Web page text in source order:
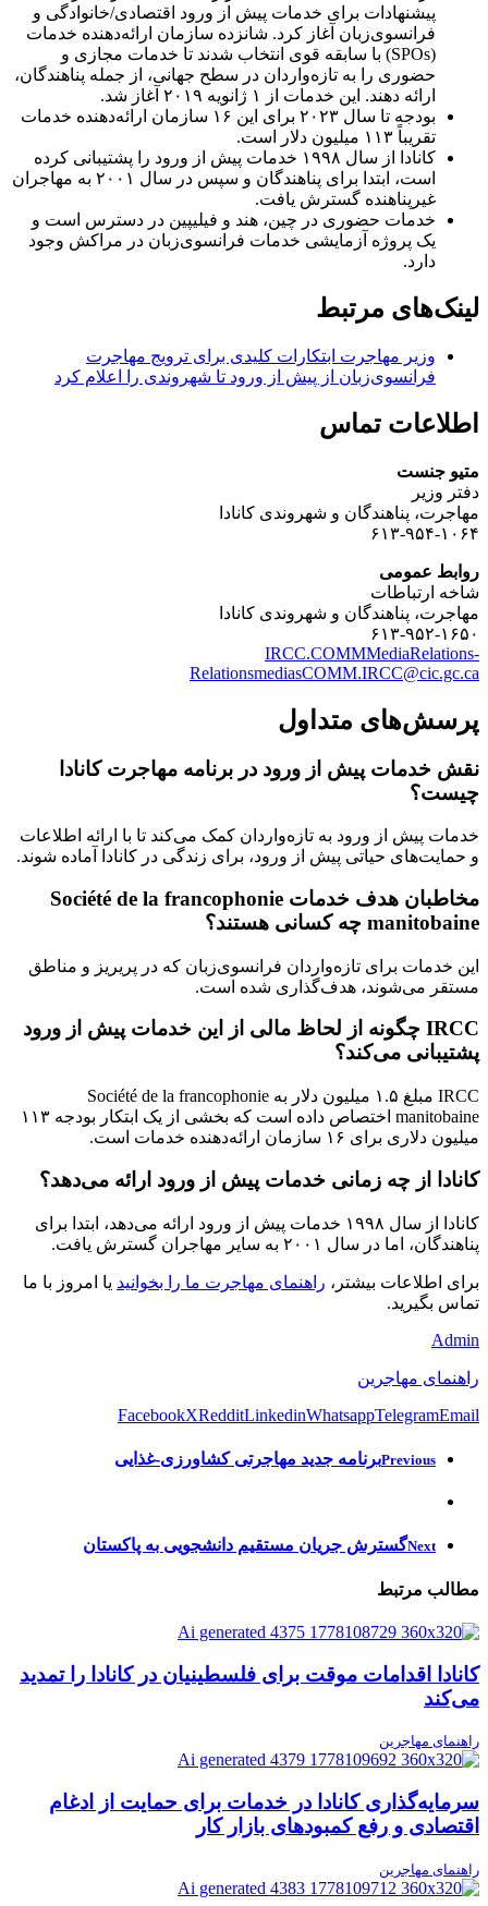
پیشنهادات برای خدمات پیش از ورود اقتصادی/خانوادگی و
فرانسوی‌زبان آغاز کرد. شانزده سازمان ارائه‌دهنده خدمات
(SPOs) با سابقه قوی انتخاب شدند تا خدمات مجازی و
حضوری را به تازه‌واردان در سطح جهانی، از جمله پناهندگان،
ارائه دهند. این خدمات از ۱ ژانویه ۲۰۱۹ آغاز شد.
بودجه تا سال ۲۰۲۳ برای این ۱۶ سازمان ارائه‌دهنده خدمات
تقریباً ۱۱۳ میلیون دلار است.
کانادا از سال ۱۹۹۸ خدمات پیش از ورود را پشتیبانی کرده
است، ابتدا برای پناهندگان و سپس در سال ۲۰۰۱ به مهاجران
غیرپناهنده گسترش یافت.
خدمات حضوری در چین، هند و فیلیپین در دسترس است و
یک پروژه آزمایشی خدمات فرانسوی‌زبان در مراکش وجود
دارد.
لینک‌های مرتبط
وزیر مهاجرت ابتکارات کلیدی برای ترویج مهاجرت
فرانسوی‌زبان از پیش از ورود تا شهروندی را اعلام کرد
اطلاعات تماس
متیو جنست
دفتر وزیر
مهاجرت، پناهندگان و شهروندی کانادا
۶۱۳-۹۵۴-۱۰۶۴
روابط عمومی
شاخه ارتباطات
مهاجرت، پناهندگان و شهروندی کانادا
۶۱۳-۹۵۲-۱۶۵۰
IRCC.COMMMediaRelations-
RelationsmediasCOMM.IRCC@cic.gc.ca
پرسش‌های متداول
نقش خدمات پیش از ورود در برنامه مهاجرت کانادا
چیست؟
خدمات پیش از ورود به تازه‌واردان کمک می‌کند تا با ارائه اطلاعات
و حمایت‌های حیاتی پیش از ورود، برای زندگی در کانادا آماده شوند.
مخاطبان هدف خدمات Société de la francophonie
manitobaine چه کسانی هستند؟
این خدمات برای تازه‌واردان فرانسوی‌زبان که در پریریز و مناطق
مستقر می‌شوند، هدف‌گذاری شده است.
IRCC چگونه از لحاظ مالی از این خدمات پیش از ورود
پشتیبانی می‌کند؟
IRCC مبلغ ۱.۵ میلیون دلار به Société de la francophonie
manitobaine اختصاص داده است که بخشی از یک ابتکار بودجه ۱۱۳
میلیون دلاری برای ۱۶ سازمان ارائه‌دهنده خدمات است.
کانادا از چه زمانی خدمات پیش از ورود ارائه می‌دهد؟
کانادا از سال ۱۹۹۸ خدمات پیش از ورود ارائه می‌دهد، ابتدا برای
پناهندگان، اما در سال ۲۰۰۱ به سایر مهاجران گسترش یافت.
برای اطلاعات بیشتر، راهنمای مهاجرت ما را بخوانید یا امروز با ما
تماس بگیرید.
Admin
راهنمای مهاجرین
FacebookXRedditLinkedinWhatsappTelegramEmail
Previousبرنامه جدید مهاجرتی کشاورزی-غذایی
Nextگسترش جریان مستقیم دانشجویی به پاکستان
مطالب مرتبط
کانادا اقدامات موقت برای فلسطینیان در کانادا را تمدید
می‌کند
راهنمای مهاجرین
سرمایه‌گذاری کانادا در خدمات برای حمایت از ادغام
اقتصادی و رفع کمبودهای بازار کار
راهنمای مهاجرین